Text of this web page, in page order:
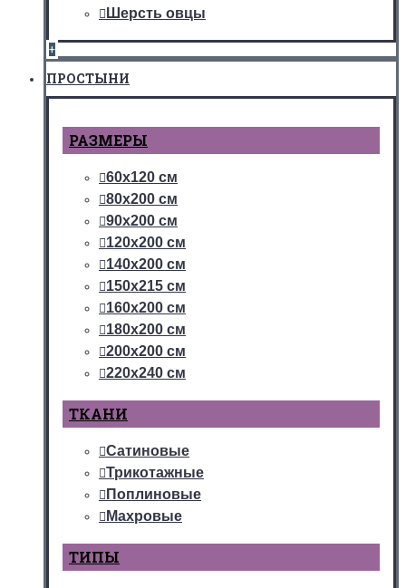
Шерсть овцы
+
ПРОСТЫНИ
РАЗМЕРЫ
60х120 см
80х200 см
90х200 см
120х200 см
140х200 см
150х215 см
160х200 см
180х200 см
200х200 см
220х240 см
ТКАНИ
Сатиновые
Трикотажные
Поплиновые
Махровые
ТИПЫ